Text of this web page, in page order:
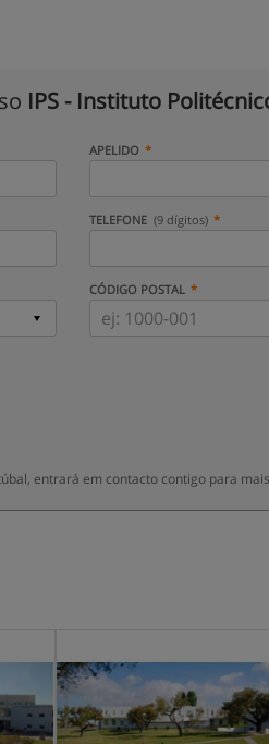
IPS - Instituto
APELIDO
TELEFONE (9 dígitos)
CÓDIGO POSTAL
entrará em contacto contigo para